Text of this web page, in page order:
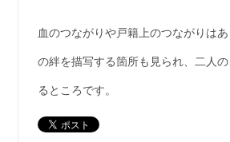
血のつながりや戸籍上のつながりは
の絆を描写する箇所も見られ、二人
るところです。